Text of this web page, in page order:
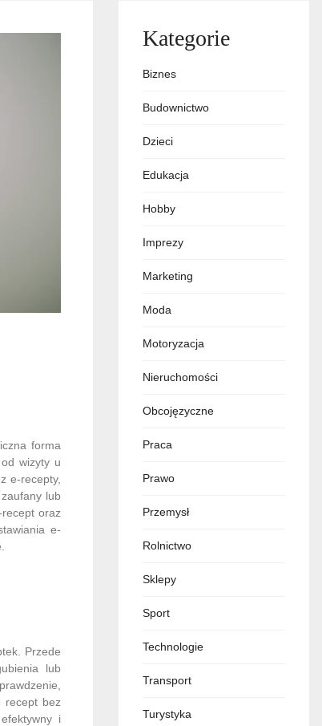
forma
wizyty u
e-recepty,
lub
oraz
e-
Przede
lub
recept bez
i
Kategorie
Biznes
Budownictwo
Dzieci
Edukacja
Hobby
Imprezy
Marketing
Moda
Motoryzacja
Nieruchomości
Obcojęzyczne
Praca
Prawo
Przemysł
Rolnictwo
Sklepy
Sport
Technologie
Transport
Turystyka